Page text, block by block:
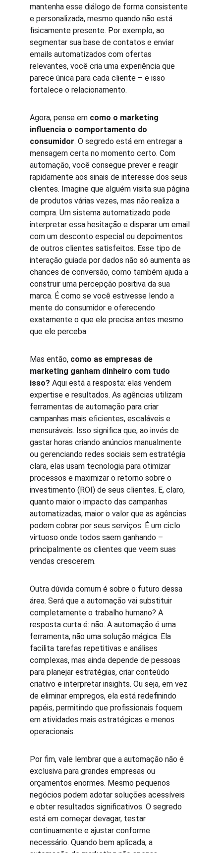
mantenha esse diálogo de forma consistente
e personalizada, mesmo quando não está
fisicamente presente. Por exemplo, ao
segmentar sua base de contatos e enviar
emails automatizados com ofertas
relevantes, você cria uma experiência que
parece única para cada cliente – e isso
fortalece o relacionamento.
Agora, pense em como o marketing
influencia o comportamento do
consumidor. O segredo está em entregar a
mensagem certa no momento certo. Com
automação, você consegue prever e reagir
rapidamente aos sinais de interesse dos seus
clientes. Imagine que alguém visita sua página
de produtos várias vezes, mas não realiza a
compra. Um sistema automatizado pode
interpretar essa hesitação e disparar um email
com um desconto especial ou depoimentos
de outros clientes satisfeitos. Esse tipo de
interação guiada por dados não só aumenta as
chances de conversão, como também ajuda a
construir uma percepção positiva da sua
marca. É como se você estivesse lendo a
mente do consumidor e oferecendo
exatamente o que ele precisa antes mesmo
que ele perceba.
Mas então, como as empresas de
marketing ganham dinheiro com tudo
isso? Aqui está a resposta: elas vendem
expertise e resultados. As agências utilizam
ferramentas de automação para criar
campanhas mais eficientes, escaláveis e
mensuráveis. Isso significa que, ao invés de
gastar horas criando anúncios manualmente
ou gerenciando redes sociais sem estratégia
clara, elas usam tecnologia para otimizar
processos e maximizar o retorno sobre o
investimento (ROI) de seus clientes. E, claro,
quanto maior o impacto das campanhas
automatizadas, maior o valor que as agências
podem cobrar por seus serviços. É um ciclo
virtuoso onde todos saem ganhando –
principalmente os clientes que veem suas
vendas crescerem.
Outra dúvida comum é sobre o futuro dessa
área. Será que a automação vai substituir
completamente o trabalho humano? A
resposta curta é: não. A automação é uma
ferramenta, não uma solução mágica. Ela
facilita tarefas repetitivas e análises
complexas, mas ainda depende de pessoas
para planejar estratégias, criar conteúdo
criativo e interpretar insights. Ou seja, em vez
de eliminar empregos, ela está redefinindo
papéis, permitindo que profissionais foquem
em atividades mais estratégicas e menos
operacionais.
Por fim, vale lembrar que a automação não é
exclusiva para grandes empresas ou
orçamentos enormes. Mesmo pequenos
negócios podem adotar soluções acessíveis
e obter resultados significativos. O segredo
está em começar devagar, testar
continuamente e ajustar conforme
necessário. Quando bem aplicada, a